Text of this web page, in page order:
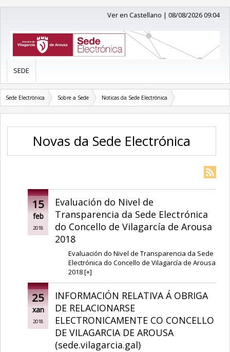
Ver en Castellano |08/08/2026 09:04
SEDE
Sede Electrónica Sobre a Sede Noticas da Sede Electrónica
Novas da Sede Electrónica
15
feb
2018
Evaluación do Nivel de
Transparencia da Sede Electrónica
do Concello de Vilagarcía de Arousa
2018
Evaluación do Nivel de Transparencia da Sede
Electrónica do Concello de Vilagarcía de Arousa
2018[+]
25
xan
2018
INFORMACIÓN RELATIVA Á OBRIGA
DE RELACIONARSE
ELECTRONICAMENTE CO CONCELLO
DE VILAGARCIA DE AROUSA
(sede.vilagarcia.gal)